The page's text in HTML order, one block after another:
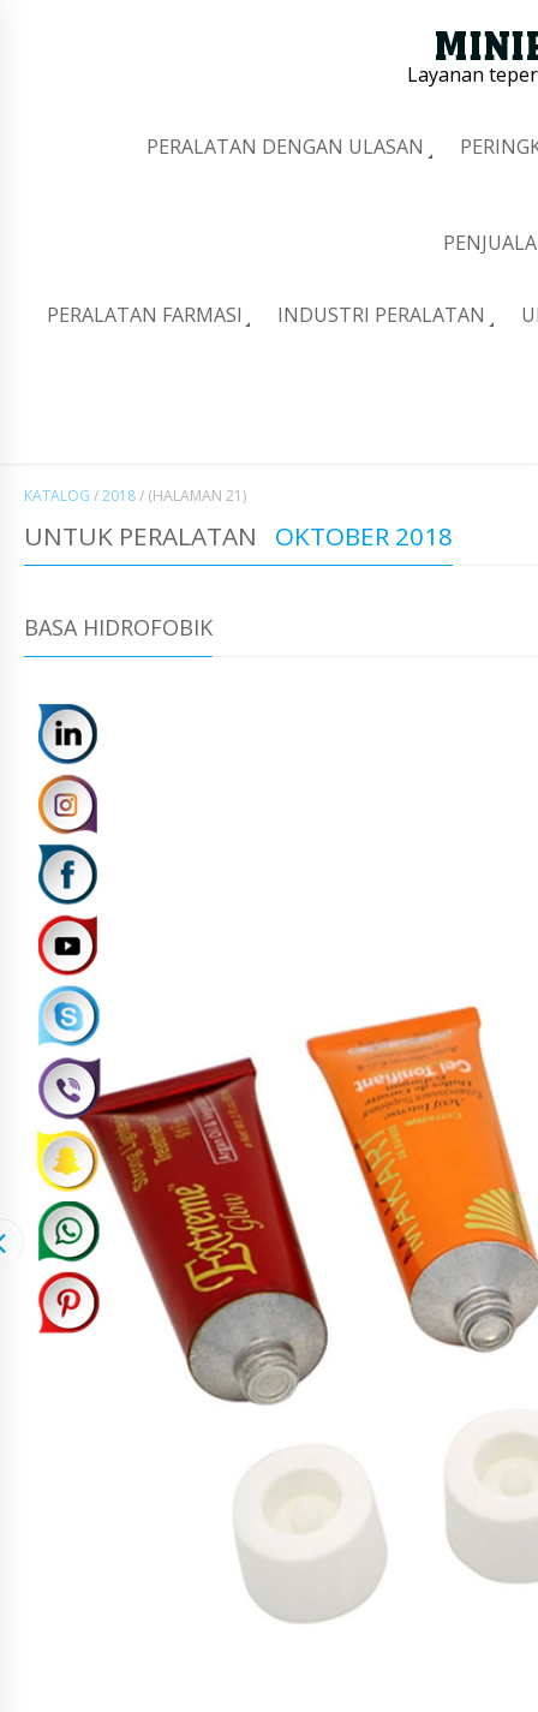
Layanan
PERALATAN DENGAN ULASAN
PERALATAN FARMASI INDUSTRI PERALATAN
KATALOG /2018/ (HALAMAN 21)
UNTUK PERALATAN OKTOBER 2018
BASA HIDROFOBIK